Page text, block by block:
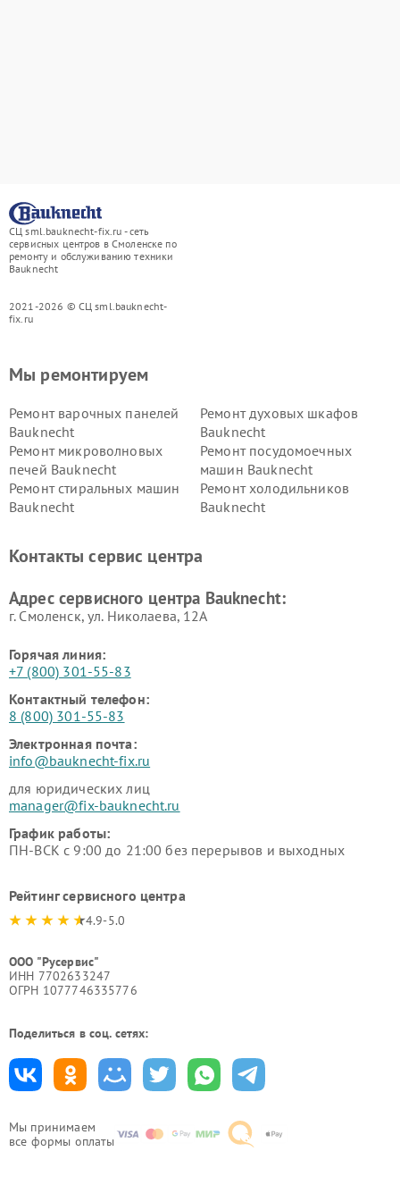
СЦ sml.bauknecht-fix.ru - сеть
сервисных центров в Смоленске по
ремонту и обслуживанию техники
Bauknecht
2021-2026 © СЦ sml.bauknecht-
fix.ru
Мы принимаем
все формы оплаты
Мы ремонтируем
Ремонт варочных панелей
Bauknecht
Ремонт духовых шкафов
Bauknecht
Ремонт микроволновых
печей Bauknecht
Ремонт посудомоечных
машин Bauknecht
Ремонт стиральных машин
Bauknecht
Ремонт холодильников
Bauknecht
Контакты сервис центра
Адрес сервисного центра Bauknecht:
г. Смоленск, ул. Николаева, 12А
Горячая линия:
+7 (800) 301-55-83
Контактный телефон:
8 (800) 301-55-83
Электронная почта:
info@bauknecht-fix.ru
для юридических лиц
manager@fix-bauknecht.ru
График работы:
ПН-ВСК с 9:00 до 21:00 без перерывов и выходных
Рейтинг сервисного центра
4.9-5.0
ООО "Русервис"
ИНН 7702633247
ОГРН 1077746335776
Поделиться в соц. сетях: